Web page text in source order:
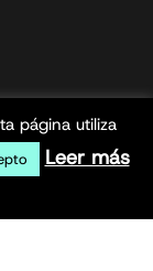
página utiliza
Leer más